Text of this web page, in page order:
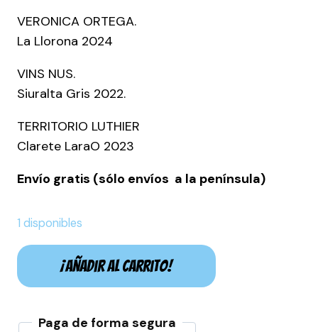
VERONICA ORTEGA.
La Llorona 2024
VINS NUS.
Siuralta Gris 2022.
TERRITORIO LUTHIER
Clarete LaraO 2023
Envío gratis (sólo envíos a la península)
1 disponibles
El
club
¡Añadir al carrito!
Paga de forma segura